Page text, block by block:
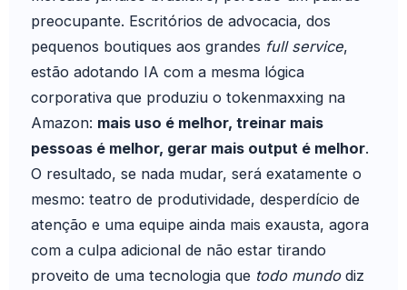
preocupante. Escritórios de advocacia, dos
pequenos boutiques aos grandes full service,
estão adotando IA com a mesma lógica
corporativa que produziu o tokenmaxxing na
Amazon: mais uso é melhor, treinar mais
pessoas é melhor, gerar mais output é melhor.
O resultado, se nada mudar, será exatamente o
mesmo: teatro de produtividade, desperdício de
atenção e uma equipe ainda mais exausta, agora
com a culpa adicional de não estar tirando
proveito de uma tecnologia que todo mundodiz